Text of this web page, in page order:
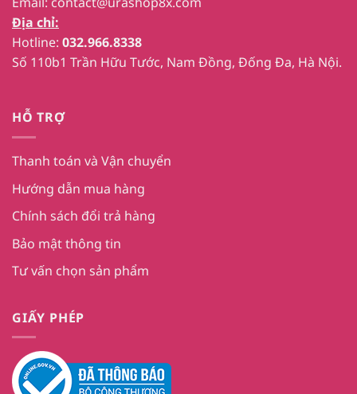
Địa chỉ:
Hotline: 032.966.8338
Số 110b1 Trần Hữu Tước, Nam Đồng, Đống Đa, Hà Nội.
HỖ TRỢ
Thanh toán và Vận chuyển
Hướng dẫn mua hàng
Chính sách đổi trả hàng
Bảo mật thông tin
Tư vấn chọn sản phẩm
GIẤY PHÉP